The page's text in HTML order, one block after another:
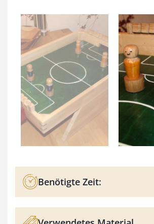
Benötigte Zeit: